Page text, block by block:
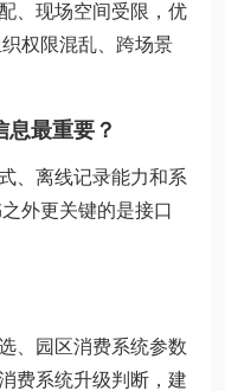
、现场空间受限，优
权限混乱、跨场景
息最重要？
、离线记录能力和系
外更关键的是接口
、园区消费系统参数
费系统升级判断，建